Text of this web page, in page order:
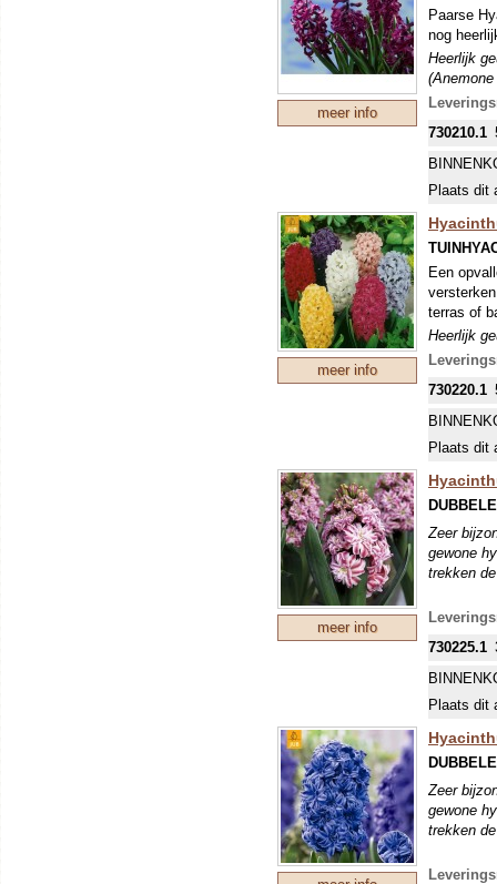
meer info
Paarse
nog
Heerlijk
730210.1
Plaats dit
meer info
Een
terras of
Heerlijk
730220.1
Plaats dit
meer info
Zeer
gewone
trekken
730225.1
Plaats dit
Zeer
gewone
trekken